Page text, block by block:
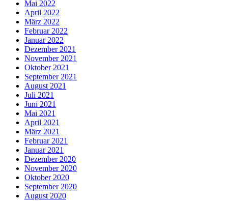
Mai 2022
April 2022
März 2022
Februar 2022
Januar 2022
Dezember 2021
November 2021
Oktober 2021
September 2021
August 2021
Juli 2021
Juni 2021
Mai 2021
April 2021
März 2021
Februar 2021
Januar 2021
Dezember 2020
November 2020
Oktober 2020
September 2020
August 2020